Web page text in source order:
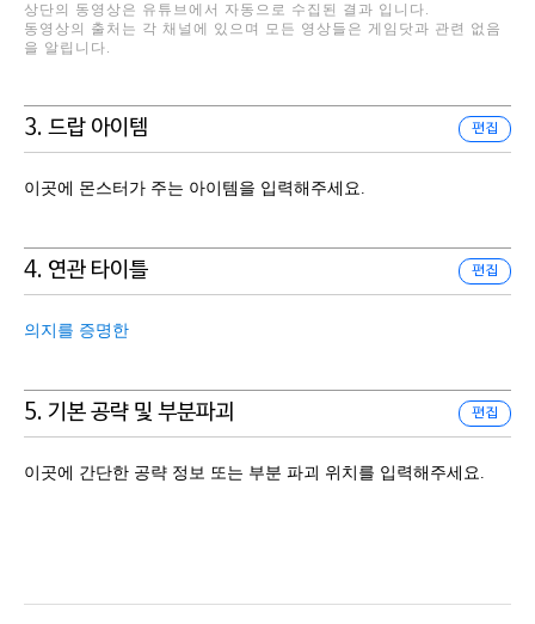
상단의 동영상은 유튜브에서 자동으로 수집된 결과 입니다.
동영상의 출처는 각 채널에 있으며 모든 영상들은 게임닷과 관련 없음
을 알립니다.
3. 드랍 아이템 편집
이곳에 몬스터가 주는 아이템을 입력해주세요.
4. 연관 타이틀 편집
의지를 증명한
5. 기본 공략 및 부분파괴 편집
이곳에 간단한 공략 정보 또는 부분 파괴 위치를 입력해주세요.